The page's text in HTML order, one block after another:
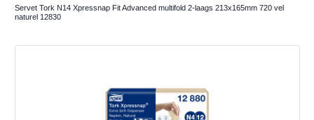
Servet Tork N14 Xpressnap Fit Advanced multifold 2-laags 213x165mm 720 vel
naturel 12830